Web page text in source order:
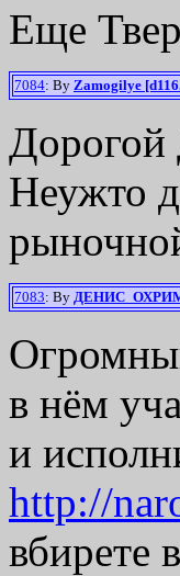
Еще
7084: By Zamogilye
Дорогой
Неужто
7083: By ДЕНИС_ОХРИМ
в нём
и
http://
вбирете